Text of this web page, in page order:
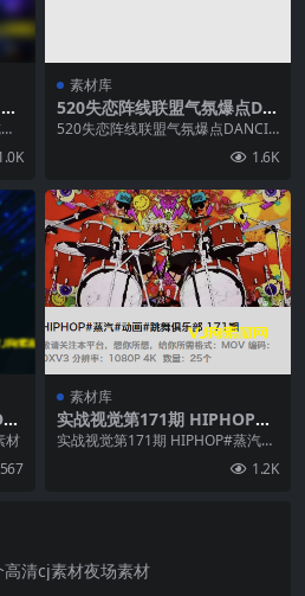
素材库
520失恋阵线联盟气氛爆点DA
NCING BEAUTY LIVE
520失恋阵线联盟气氛爆点DANCIN
1.6K
材
567
素材库
实战视觉第171期 HIPHOP#
蒸汽#动画#跳舞俱乐部 171期
实战视觉第171期 HIPHOP#蒸汽#
1.2K
清cj素材夜场素材